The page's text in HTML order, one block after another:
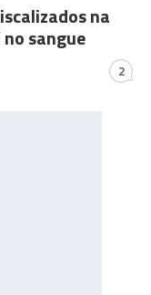
na
sangue
2